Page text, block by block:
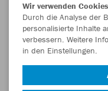
Wir verwenden Cookies
Durch die Analyse der
personalisierte Inhalte
verbessern. Weitere
in den Einstellungen.